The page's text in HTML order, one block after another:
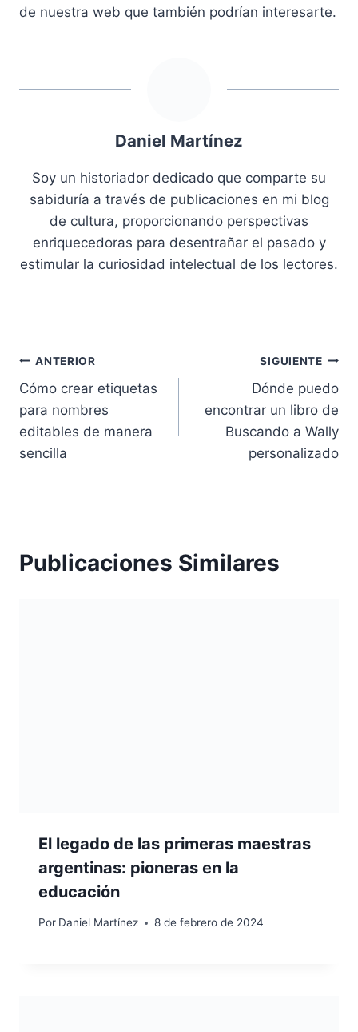
de nuestra web que también podrían interesarte.
Daniel Martínez
Soy un historiador dedicado que comparte su
sabiduría a través de publicaciones en mi blog
de cultura, proporcionando perspectivas
enriquecedoras para desentrañar el pasado y
estimular la curiosidad intelectual de los lectores.
Navegación
de
entradas
ANTERIOR
Cómo crear etiquetas
para nombres
editables de manera
sencilla
SIGUIENTE
Dónde puedo
encontrar un libro de
Buscando a Wally
personalizado
Publicaciones Similares
El legado de las primeras maestras
argentinas: pioneras en la
educación
Por Daniel Martínez 8 de febrero de 2024